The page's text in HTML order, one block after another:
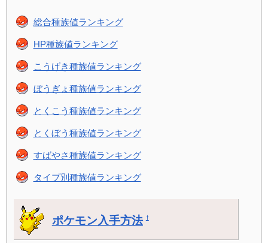
総合種族値ランキング
HP種族値ランキング
こうげき種族値ランキング
ぼうぎょ種族値ランキング
とくこう種族値ランキング
とくぼう種族値ランキング
すばやさ種族値ランキング
タイプ別種族値ランキング
ポケモン入手方法 †